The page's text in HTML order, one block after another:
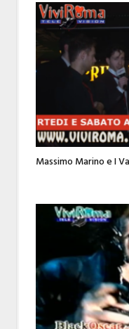
Massimo Marino e I